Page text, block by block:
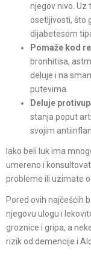
njegov nivo. Uz
osetljivosti, što
dijabetesom
Pomaže kod
bronhitisa,
deluje i na
putevima.
Deluje
stanja poput
svojim
Iako beli luk ima
umereno i
probleme ili uzimate
Pored ovih najčešćih
njegovu ulogu i
groznice i gripa, a
rizik od demencije i